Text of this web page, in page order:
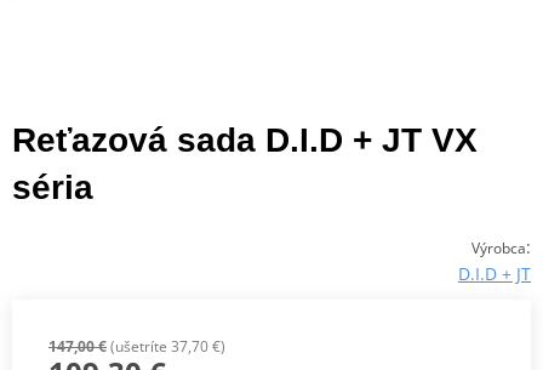
Reťazová sada D.I.D + JT VX
séria
Výrobca:
D.I.D + JT
147,00 €(ušetríte 37,70 €)